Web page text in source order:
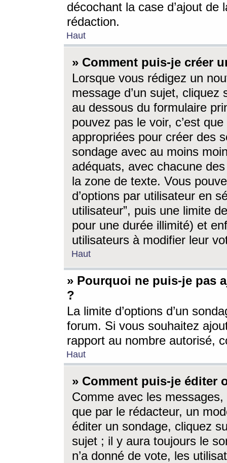
décochant la case d’ajout
rédaction.
Haut
» Comment puis-je créer
Lorsque vous rédigez un
message d’un sujet, cliquez
au dessous du formulaire
pouvez pas le voir, c’est
appropriées pour créer des
sondage avec au moins
adéquats, avec chacune
la zone de texte. Vous
d’options par utilisateur en
utilisateur”, puis une limite
pour une durée illimité) et
utilisateurs à modifier leur
Haut
» Pourquoi ne puis-je pas
?
La limite d’options d’un
forum. Si vous souhaitez
rapport au nombre autorisé,
Haut
» Comment puis-je éditer
Comme avec les
que par le rédacteur, un
éditer un sondage, cliquez
sujet ; il y aura toujours le
n’a donné de vote, les